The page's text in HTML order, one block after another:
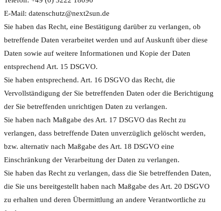
E-Mail: datenschutz@next2sun.de
Sie haben das Recht, eine Bestätigung darüber zu verlangen, ob
betreffende Daten verarbeitet werden und auf Auskunft über diese
Daten sowie auf weitere Informationen und Kopie der Daten
entsprechend Art. 15 DSGVO.
Sie haben entsprechend. Art. 16 DSGVO das Recht, die
Vervollständigung der Sie betreffenden Daten oder die Berichtigung
der Sie betreffenden unrichtigen Daten zu verlangen.
Sie haben nach Maßgabe des Art. 17 DSGVO das Recht zu
verlangen, dass betreffende Daten unverzüglich gelöscht werden,
bzw. alternativ nach Maßgabe des Art. 18 DSGVO eine
Einschränkung der Verarbeitung der Daten zu verlangen.
Sie haben das Recht zu verlangen, dass die Sie betreffenden Daten,
die Sie uns bereitgestellt haben nach Maßgabe des Art. 20 DSGVO
zu erhalten und deren Übermittlung an andere Verantwortliche zu